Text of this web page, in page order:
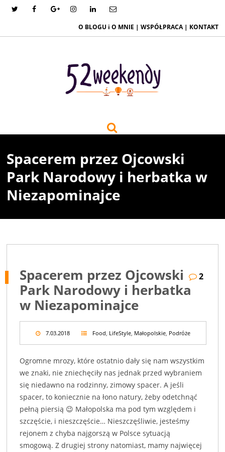
O BLOGU i O MNIE | WSPÓŁPRACA | KONTAKT
Spacerem przez Ojcowski
Park Narodowy i herbatka w
Niezapominajce
Spacerem przez Ojcowski
Park Narodowy i herbatka
w Niezapominajce
2
7.03.2018 Food, LifeStyle, Małopolskie, Podróże
Ogromne mrozy, które ostatnio dały się nam wszystkim
we znaki, nie zniechęciły nas jednak przed wybraniem
się niedawno na rodzinny, zimowy spacer. A jeśli
spacer, to koniecznie na łono natury, żeby odetchnąć
pełną piersią 😉 Małopolska ma pod tym względem i
szczęście, i nieszczęście… Nieszczęśliwie, jesteśmy
rejonem z chyba najgorszą w Polsce sytuacją
smogową. Z drugiej strony natomiast, mamy najwięcej